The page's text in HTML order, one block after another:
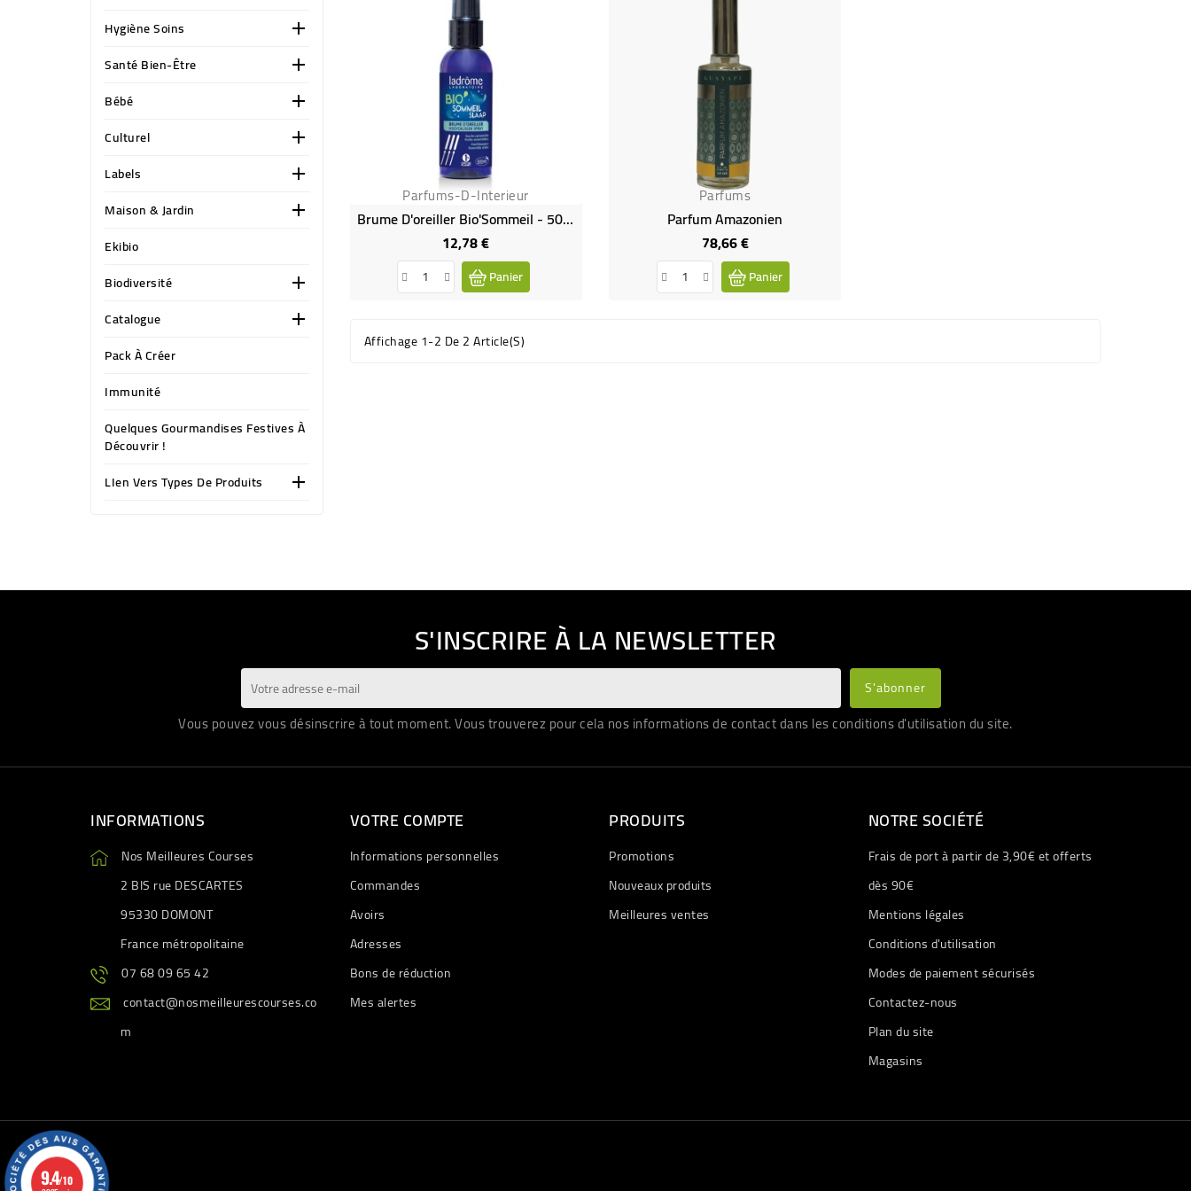
Hygiène Soins 
Santé Bien-Être 
Bébé 
Culturel 
Labels 
Maison & Jardin 
Ekibio
Biodiversité

Catalogue 
Pack À Créer
Immunité
Quelques Gourmandises Festives À
Découvrir !
LIen Vers Types De Produits

Parfums-D-Interieur
Brume D'oreiller Bio'Sommeil - 50 ML
12,78 €Prix
Panier
Parfums
Parfum Amazonien
78,66 €Prix
Panier
Affichage 1-2 De 2 Article(s)
S'INSCRIRE À LA NEWSLETTER
Vous pouvez vous désinscrire à tout moment. Vous trouverez pour cela nos informations de contact dans les conditions d'utilisation du site.
INFORMATIONS
Nos Meilleures Courses
2 BIS rue DESCARTES
95330 DOMONT
France métropolitaine
07 68 09 65 42
contact@nosmeilleurescourses.co
m
VOTRE COMPTE
Informations personnelles
Commandes
Avoirs
Adresses
Bons de réduction
Mes alertes
PRODUITS
Promotions
Nouveaux produits
Meilleures ventes
NOTRE SOCIÉTÉ
Frais de port à partir de 3,90€ et offerts
dès 90€
Mentions légales
Conditions d'utilisation
Modes de paiement sécurisés
Contactez-nous
Plan du site
Magasins
9.4/10